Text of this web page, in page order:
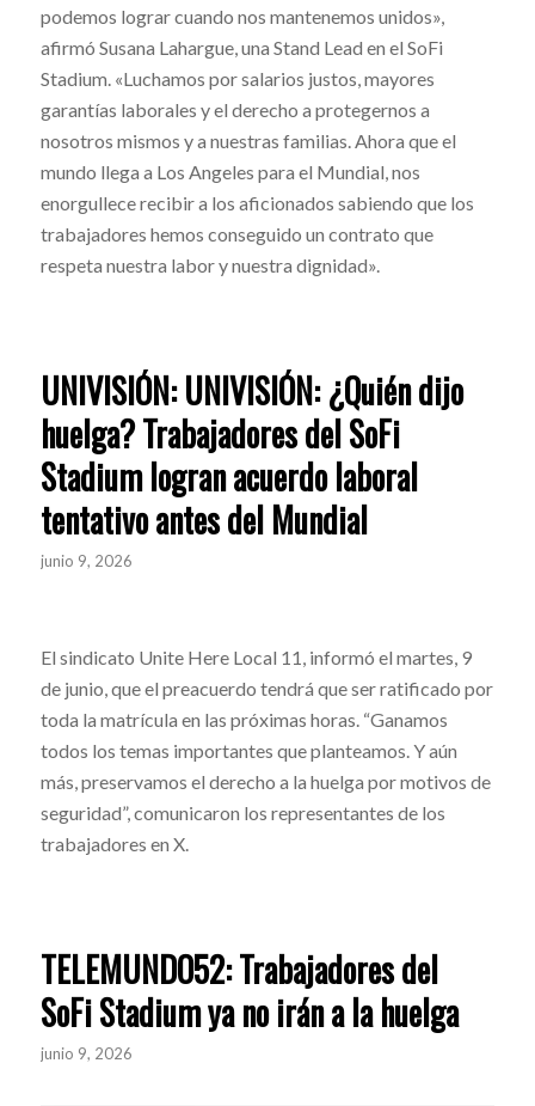
podemos lograr cuando nos mantenemos unidos»,
afirmó Susana Lahargue, una Stand Lead en el SoFi
Stadium. «Luchamos por salarios justos, mayores
garantías laborales y el derecho a protegernos a
nosotros mismos y a nuestras familias. Ahora que el
mundo llega a Los Angeles para el Mundial, nos
enorgullece recibir a los aficionados sabiendo que los
trabajadores hemos conseguido un contrato que
respeta nuestra labor y nuestra dignidad».
UNIVISIÓN: UNIVISIÓN: ¿Quién dijo
huelga? Trabajadores del SoFi
Stadium logran acuerdo laboral
tentativo antes del Mundial
junio 9, 2026
El sindicato Unite Here Local 11, informó el martes, 9
de junio, que el preacuerdo tendrá que ser ratificado por
toda la matrícula en las próximas horas. “Ganamos
todos los temas importantes que planteamos. Y aún
más, preservamos el derecho a la huelga por motivos de
seguridad”, comunicaron los representantes de los
trabajadores en X.
TELEMUNDO52: Trabajadores del
SoFi Stadium ya no irán a la huelga
junio 9, 2026